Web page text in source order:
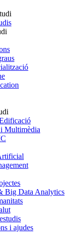
Multimèdia
Big Data Analytics
i ajudes